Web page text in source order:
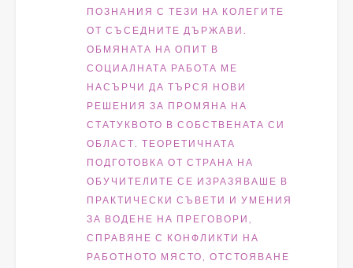
ПОЗНАНИЯ С ТЕЗИ НА КОЛЕГИТЕ
ОТ СЪСЕДНИТЕ ДЪРЖАВИ.
ОБМЯНАТА НА ОПИТ В
СОЦИАЛНАТА РАБОТА МЕ
НАСЪРЧИ ДА ТЪРСЯ НОВИ
РЕШЕНИЯ ЗА ПРОМЯНА НА
СТАТУКВОТО В СОБСТВЕНАТА СИ
ОБЛАСТ. ТЕОРЕТИЧНАТА
ПОДГОТОВКА ОТ СТРАНА НА
ОБУЧИТЕЛИТЕ СЕ ИЗРАЗЯВАШЕ В
ПРАКТИЧЕСКИ СЪВЕТИ И УМЕНИЯ
ЗА ВОДЕНЕ НА ПРЕГОВОРИ,
С ПРАВЯНЕ С КОНФЛИКТИ НА
РАБОТНОТО МЯСТО, ОТСТОЯВАНЕ